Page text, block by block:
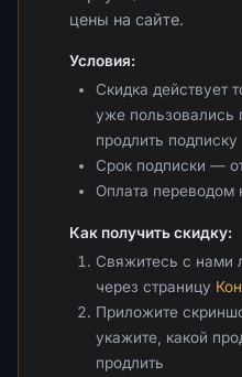
цены на сайте.
Условия:
Скидка действует
уже пользовались
продлить подписку
Срок подписки —
Оплата переводом
Как получить скидку:
Свяжитесь с нами
через страницу
Приложите
укажите, какой
продлить